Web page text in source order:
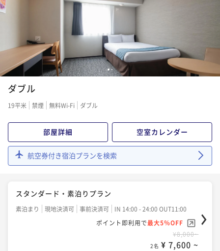
ポイント即利用で
QUOカード1000円付 ☆素泊りプラン
素泊まり
QUOカード2000円付 ☆素泊りプラン
2名 ¥ 9,215 ~
1 2
ダブル
19平米 禁煙 無料Wi-Fi ダブル
部屋詳細 空室カレンダー
航空券付き宿泊プランを検索
スタンダード・素泊りプラン
素泊まり 現地決済可 事前決済可
IN 14:00 - 24:00 OUT11:00
ポイント即利用で最大5％OFF
¥8,000~
2名 ¥ 7,600 ~